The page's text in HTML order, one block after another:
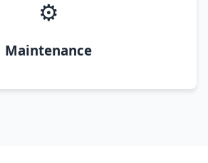
⚙️
Maintenance